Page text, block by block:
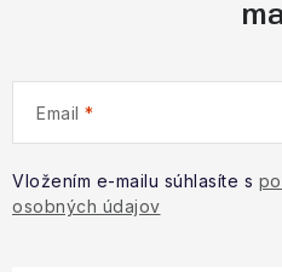
Email
Vložením e-mailu súhlasíte s
osobných údajov